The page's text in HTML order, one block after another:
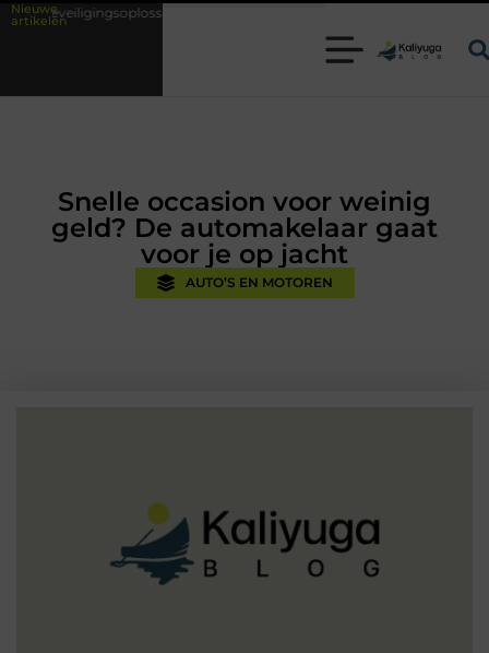
Nieuwe
artikelenmet kennis uit de praktijk
Snelle occasion voor weinig
geld? De automakelaar gaat
voor je op jacht
AUTO’S EN MOTOREN